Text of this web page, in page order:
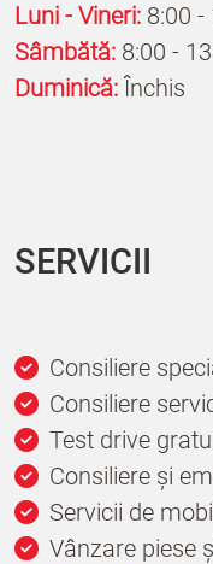
Luni - Vineri: 8:00 -
Sâmbătă: 8:00 -
Duminică: Închis
SERVICII
Consiliere
Consiliere
Test drive
Consiliere și
Servicii de
Vânzare piese